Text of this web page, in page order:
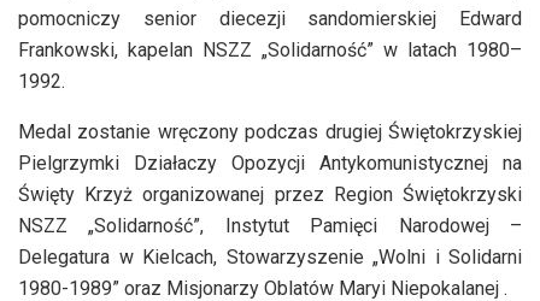
pomocniczy senior diecezji sandomierskiej Edward
Frankowski, kapelan NSZZ „Solidarność” w latach 1980–
1992.
Medal zostanie wręczony podczas drugiej Świętokrzyskiej
Pielgrzymki Działaczy Opozycji Antykomunistycznej na
Święty Krzyż organizowanej przez Region Świętokrzyski
NSZZ „Solidarność”, Instytut Pamięci Narodowej –
Delegatura w Kielcach, Stowarzyszenie „Wolni i Solidarni
1980-1989” oraz Misjonarzy Oblatów Maryi Niepokalanej .